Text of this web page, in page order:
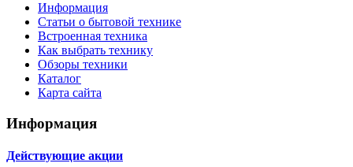
Информация
Статьи о бытовой технике
Встроенная техника
Как выбрать технику
Обзоры техники
Каталог
Карта сайта
Информация
Действующие акции